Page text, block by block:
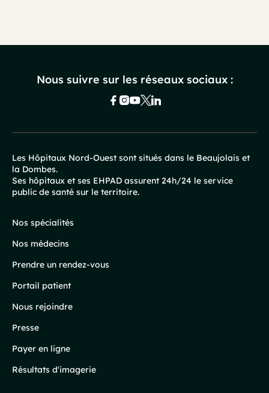
Nous suivre sur les réseaux sociaux :
Pied
de
page
Les Hôpitaux Nord-Ouest sont situés dans le Beaujolais et
la Dombes.
Ses hôpitaux et ses EHPAD assurent 24h/24 le service
public de santé sur le territoire.
Nos spécialités
Nos médecins
Prendre un rendez-vous
Portail patient
Nous rejoindre
Presse
Payer en ligne
Résultats d'imagerie